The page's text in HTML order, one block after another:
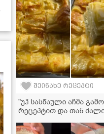
შეინახე რეცეპტი
"უჰ სასწაული აჩმა
რეცეპტით და თან
ლაზანიას